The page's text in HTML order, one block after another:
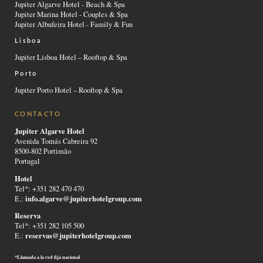
Jupiter Algarve Hotel - Beach & Spa
Jupiter Marina Hotel - Couples & Spa
Jupiter Albufeira Hotel - Family & Fun
Lisboa
Jupiter Lisboa Hotel – Rooftop & Spa
Porto
Jupiter Porto Hotel – Rooftop & Spa
CONTACTO
Jupiter Algarve Hotel
Avenida Tomás Cabreira 92
8500-802 Portimão
Portugal
Hotel
Tel*: +351 282 470 470
E.:info.algarve@jupiterhotelgroup.com
Reserva
Tel*: +351 282 105 500
E.:reservas@jupiterhotelgroup.com
*Llamada a la red fija nacional